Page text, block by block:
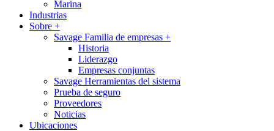
Marina
Industrias
Sobre +
Savage Familia de empresas +
Historia
Liderazgo
Empresas conjuntas
Savage Herramientas del sistema
Prueba de seguro
Proveedores
Noticias
Ubicaciones